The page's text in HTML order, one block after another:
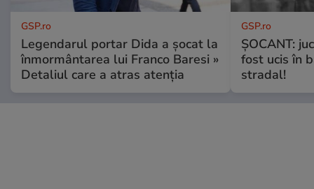
GSP.ro
Legendarul portar Dida a șocat la
înmormântarea lui Franco Baresi »
Detaliul care a atras atenția
GSP.ro
ȘOCANT:
fost ucis în
stradal!